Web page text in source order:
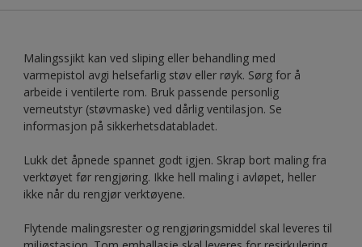
Malingssjikt kan ved sliping eller behandling med
varmepistol avgi helsefarlig støv eller røyk. Sørg for å
arbeide i ventilerte rom. Bruk passende personlig
verneutstyr (støvmaske) ved dårlig ventilasjon. Se
informasjon på sikkerhetsdatabladet.
Lukk det åpnede spannet godt igjen. Skrap bort maling fra
verktøyet før rengjøring. Ikke hell maling i avløpet, heller
ikke når du rengjør verktøyene.
Flytende malingsrester og rengjøringsmiddel skal leveres til